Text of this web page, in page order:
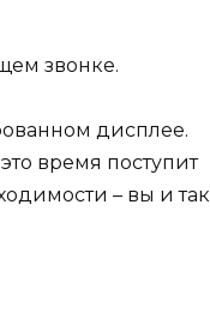
звонке.
дисплее.
время поступит
– вы и так